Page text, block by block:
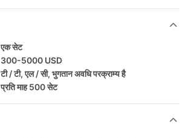
एक सेट
300-5000 USD
टी / टी, एल / सी, भुगतान अवधि परक्राम्य है
प्रति माह 500 सेट